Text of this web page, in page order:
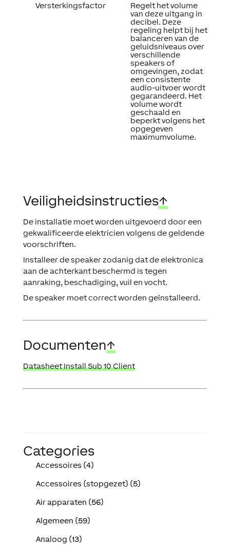
Versterkingsfactor
Regelt het volume
van deze uitgang in
decibel. Deze
regeling helpt bij het
balanceren van de
geluidsniveaus over
verschillende
speakers of
omgevingen, zodat
een consistente
audio-uitvoer wordt
gegarandeerd. Het
volume wordt
geschaald en
beperkt volgens het
opgegeven
maximumvolume.
Veiligheidsinstructies↑
De installatie moet worden uitgevoerd door een
gekwalificeerde elektricien volgens de geldende
voorschriften.
Installeer de speaker zodanig dat de elektronica
aan de achterkant beschermd is tegen
aanraking, beschadiging, vuil en vocht.
De speaker moet correct worden geïnstalleerd.
Documenten↑
Datasheet Install Sub 10 Client
Categories
Accessoires (4)
Accessoires (stopgezet) (5)
Air apparaten (56)
Algemeen (59)
Analoog (13)